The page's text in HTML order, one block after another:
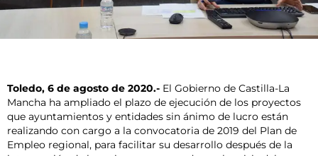
Toledo, 6 de agosto de 2020.- El Gobierno de Castilla-La
Mancha ha ampliado el plazo de ejecución de los proyectos
que ayuntamientos y entidades sin ánimo de lucro están
realizando con cargo a la convocatoria de 2019 del Plan de
Empleo regional, para facilitar su desarrollo después de la